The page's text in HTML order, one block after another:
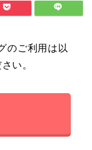
のご利用は以
い。